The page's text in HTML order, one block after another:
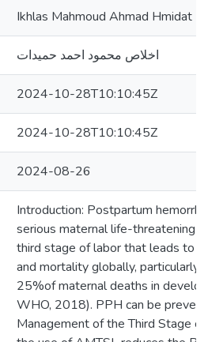
Ikhlas Mahmoud Ahmad Hmidat
اخلاص محمود احمد حميدات
2024-10-28T10:10:45Z
2024-10-28T10:10:45Z
2024-08-26
Introduction: Postpartum
serious maternal life-threatening
third stage of labor that leads to
and mortality globally, particularly
25%of maternal deaths in
WHO, 2018). PPH can be
Management of the Third Stage